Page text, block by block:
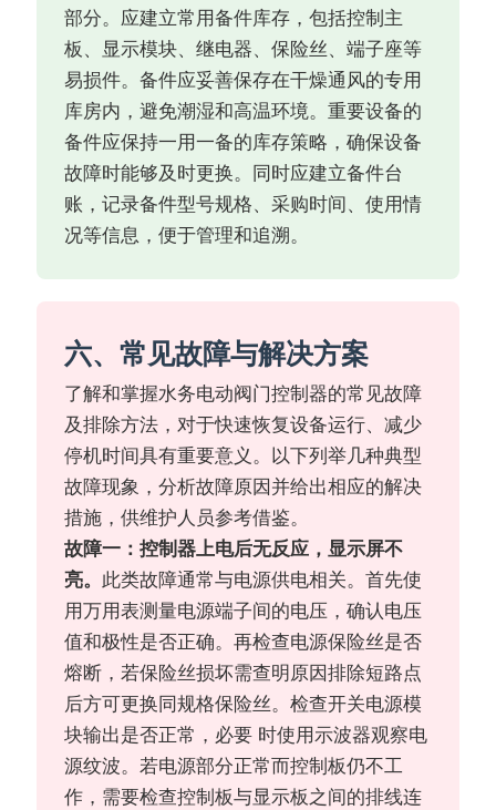
部分。应建立常用备件库存，包括控制主
板、显示模块、继电器、保险丝、端子座等
易损件。备件应妥善保存在干燥通风的专用
库房内，避免潮湿和高温环境。重要设备的
备件应保持一用一备的库存策略，确保设备
故障时能够及时更换。同时应建立备件台
账，记录备件型号规格、采购时间、使用情
况等信息，便于管理和追溯。
六、常见故障与解决方案
了解和掌握水务电动阀门控制器的常见故障
及排除方法，对于快速恢复设备运行、减少
停机时间具有重要意义。以下列举几种典型
故障现象，分析故障原因并给出相应的解决
措施，供维护人员参考借鉴。
故障一：控制器上电后无反应，显示屏不
亮。 此类故障通常与电源供电相关。首先使
用万用表测量电源端子间的电压，确认电压
值和极性是否正确。再检查电源保险丝是否
熔断，若保险丝损坏需查明原因排除短路点
后方可更换同规格保险丝。检查开关电源模
块输出是否正常，必要 时使用示波器观察电
源纹波。若电源部分正常而控制板仍不工
作，需要检查控制板与显示板之间的排线连